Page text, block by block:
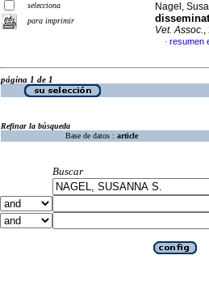
selecciona
para imprimir
Nagel,
Vet. Assoc.,
· resumen
página 1 de 1
Refinar la búsqueda
Base de datos : article
Buscar